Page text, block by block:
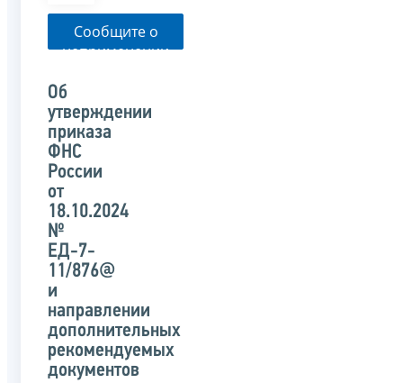
Сообщите о
неприменении
указанного
письма
Об
утверждении
приказа
ФНС
России
от
18.10.2024
№
ЕД-7-
11/876@
и
направлении
дополнительных
рекомендуемых
документов